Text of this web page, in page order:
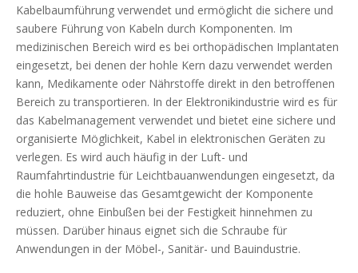
Kabelbaumführung verwendet und ermöglicht die sichere und
saubere Führung von Kabeln durch Komponenten. Im
medizinischen Bereich wird es bei orthopädischen Implantaten
eingesetzt, bei denen der hohle Kern dazu verwendet werden
kann, Medikamente oder Nährstoffe direkt in den betroffenen
Bereich zu transportieren. In der Elektronikindustrie wird es für
das Kabelmanagement verwendet und bietet eine sichere und
organisierte Möglichkeit, Kabel in elektronischen Geräten zu
verlegen. Es wird auch häufig in der Luft- und
Raumfahrtindustrie für Leichtbauanwendungen eingesetzt, da
die hohle Bauweise das Gesamtgewicht der Komponente
reduziert, ohne Einbußen bei der Festigkeit hinnehmen zu
müssen. Darüber hinaus eignet sich die Schraube für
Anwendungen in der Möbel-, Sanitär- und Bauindustrie.